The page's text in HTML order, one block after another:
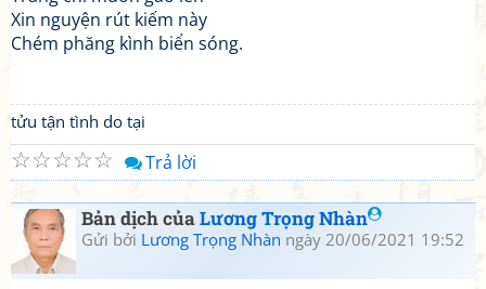
Xin nguyện rút kiếm này
Chém phăng kình biển sóng.
tửu tận tình do tại
☆
☆
☆
☆
☆ Trả lời
Bản dịch củaLương Trọng Nhàn
Gửi bởi Lương Trọng Nhàn ngày 20/06/2021 19:52